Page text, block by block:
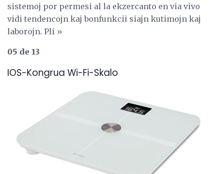
sistemoj por permesi al la ekzercanto en via vivo
vidi tendencojn kaj bonfunkcii siajn kutimojn kaj
laborojn. Pli »
05 de 13
IOS-Kongrua Wi-Fi-Skalo